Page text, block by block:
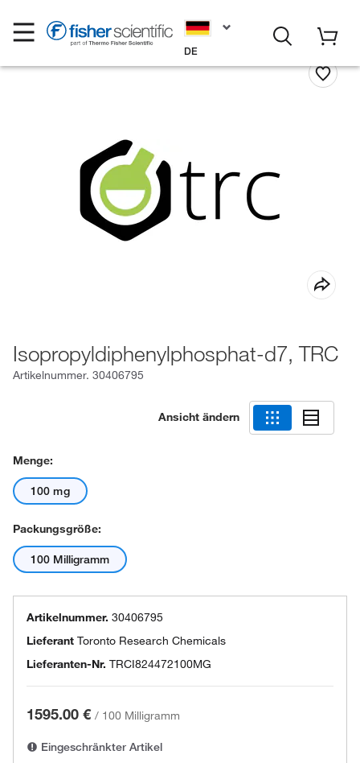
DE
Isopropyldiphenylphosphat-d7, TRC
Artikelnummer. 30406795
Ansicht ändern
Menge:
100 mg
Packungsgröße:
100 Milligramm
Artikelnummer. 30406795
Lieferant Toronto Research Chemicals
Lieferanten-Nr. TRCI824472100MG
1595.00 € / 100 Milligramm
Eingeschränkter Artikel